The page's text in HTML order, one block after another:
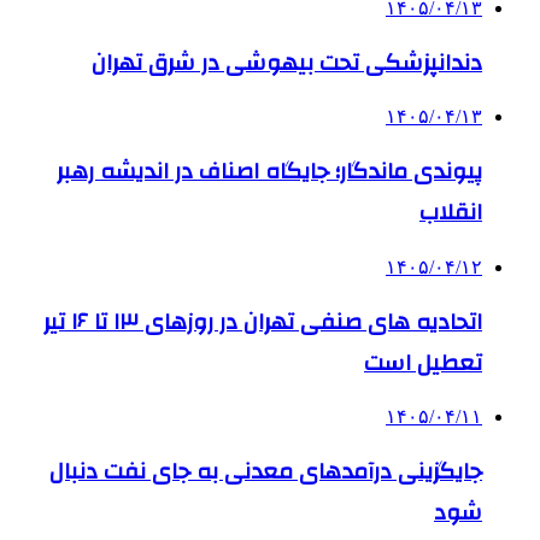
۱۴۰۵/۰۴/۱۳
دندانپزشکی تحت بیهوشی در شرق تهران
۱۴۰۵/۰۴/۱۳
پیوندی ماندگار؛ جایگاه اصناف در اندیشه رهبر
انقلاب
۱۴۰۵/۰۴/۱۲
اتحادیه های صنفی تهران در روزهای ۱۳ تا ۱۶ تیر
تعطیل است
۱۴۰۵/۰۴/۱۱
جایگزینی درآمدهای معدنی به جای نفت دنبال
شود